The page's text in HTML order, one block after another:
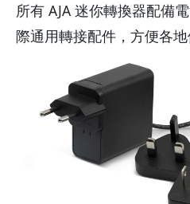
所有 AJA 迷你轉換器配備
際通用轉接配件，方便各地